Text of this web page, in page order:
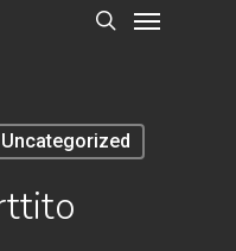
Uncategorized